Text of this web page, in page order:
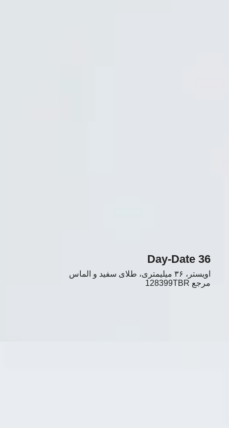
Day-Date 36
اویستر، ۳۶ میلیمتری، طلای سفید و الماس
مرجع 128399TBR